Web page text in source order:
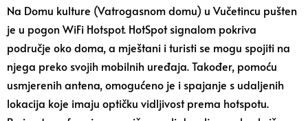
Na Domu kulture (Vatrogasnom domu) u Vučetincu pušten
je u pogon WiFi Hotspot. HotSpot signalom pokriva
područje oko doma, a mještani i turisti se mogu spojiti na
njega preko svojih mobilnih uređaja. Također, pomoću
usmjerenih antena, omogućeno je i spajanje s udaljenih
lokacija koje imaju optičku vidljivost prema hotspotu.